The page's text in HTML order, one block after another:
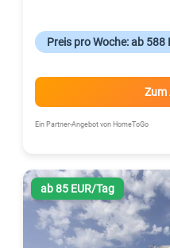
Preis pro Woche: ab 588
Zum
Ein Partner-Angebot von HomeToGo
ab 85 EUR/Tag